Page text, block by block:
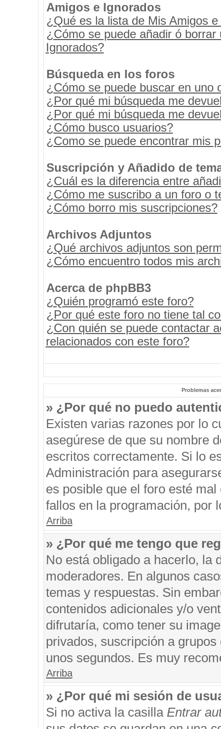
Amigos e Ignorados
¿Qué es la lista de Mis Amigos
¿Cómo se puede añadir ó
Ignorados?
Búsqueda en los foros
¿Cómo se puede buscar en uno
¿Por qué mi búsqueda me
¿Por qué mi búsqueda me
¿Cómo busco usuarios?
¿Como se puede encontrar mis
Suscripción y Añadido de
¿Cuál es la diferencia entre
¿Cómo me suscribo a un foro o
¿Cómo borro mis suscripciones?
Archivos Adjuntos
¿Qué archivos adjuntos son
¿Cómo encuentro todos mis
Acerca de phpBB3
¿Quién programó este foro?
¿Por qué este foro no tiene tal
¿Con quién se puede contactar
relacionados con este foro?
Problemas
» ¿Por qué no puedo
Existen varias razones por lo
asegúrese de que su nombre
escritos correctamente. Si lo
Administración para
es posible que el foro esté
fallos en la programación, por
Arriba
» ¿Por qué me tengo que
No está obligado a hacerlo, la
moderadores. En algunos
temas y respuestas. Sin
contenidos adicionales y/o
difrutaría, como tener su
privados, suscripción a
unos segundos. Es muy
Arriba
» ¿Por qué mi sesión de
Si no activa la casilla Entrar